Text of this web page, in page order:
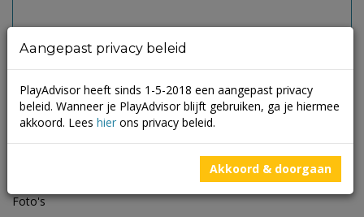
Foto's
Aangepast privacy beleid
PlayAdvisor heeft sinds 1-5-2018 een aangepast privacy
beleid. Wanneer je PlayAdvisor blijft gebruiken, ga je hiermee
akkoord. Lees hier ons privacy beleid.
Akkoord & doorgaan